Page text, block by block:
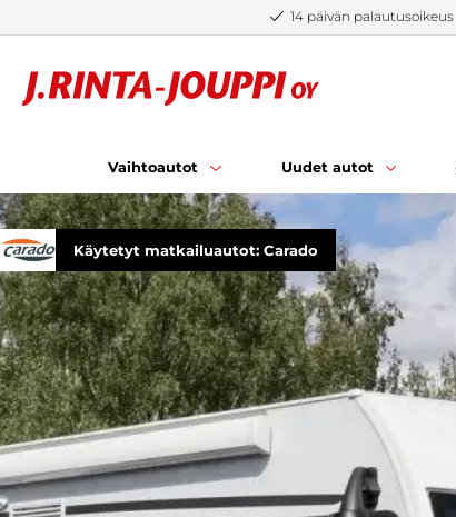
14 päivän palautusoikeus
Vaihtoautot Uudet autot
Käytetyt matkailuautot: Carado